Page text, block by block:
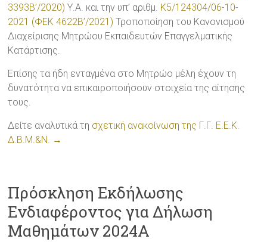
3393Β’/2020) Υ.Α. και την υπ’ αριθμ. K5/124304/06-10-
2021 (ΦΕΚ 4622Β’/2021) Τροποποίηση του Κανονισμού
Διαχείρισης Μητρώου Εκπαιδευτών Επαγγελματικής
Κατάρτισης.
Επίσης τα ήδη ενταγμένα στο Μητρώο μέλη έχουν τη
δυνατότητα να επικαιροποιήσουν στοιχεία της αίτησης
τους.
Δείτε αναλυτικά τη σχετική ανακοίνωση της Γ.Γ. Ε.Ε.Κ.
Δ.Β.Μ.&Ν. →
Πρόσκληση Εκδήλωσης
Ενδιαφέροντος για Δήλωση
Μαθημάτων 2024A